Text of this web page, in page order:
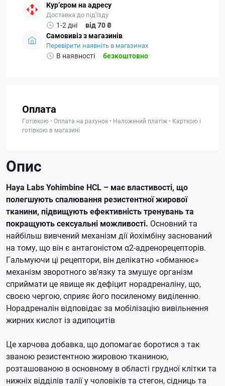
Кур’єром на адресу
Доставка до під'їзду
1-2 дні
від 70 ₴
Самовивіз з магазинів
Перевірити наявніть в магазинах
В наявності безкоштовно
Оплата
Готівкою • Оплата на рахунок • Наложений платіж • Карткою і
готівкою в магазині
Опис
Haya Labs Yohimbine HCL – має властивості, що
полегшують спалювання резистентної жирової
тканини, підвищують ефективність тренувань та
покращують сексуальні можливості. Основний та
найбільш вивчений механізм дії йохімбіну заснований
на тому, що він є антагоністом α2-адренорецепторів.
Гальмуючи ці рецептори, він делікатно «обманює»
механізм зворотного зв'язку та змушує організм
сприймати це явище як дефіцит норадреналіну, що,
своєю чергою, сприяє його посиленому виділенню.
Норадреналін відповідає за мобілізацію вивільнення
жирних кислот із адипоцитів
Це харчова добавка, що допомагає боротися з так
званою резистентною жировою тканиною,
розташованою в основному в області грудної клітки та
нижніх відділів талії у чоловіків та стегон, сідниць та